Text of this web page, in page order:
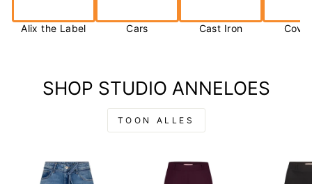
Alix the Label Cars Cast Iron
SHOP STUDIO ANNELOES
TOON ALLES